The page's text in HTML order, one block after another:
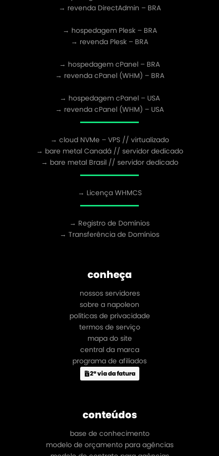
→ revenda DirectAdmin – BRA
→ hospedagem Plesk – BRA
→ revenda Plesk – BRA
→ hospedagem cPanel – BRA
→ revenda cPanel (WHM) – BRA
→ hospedagem cPanel – USA
→ revenda cPanel (WHM) – USA
→ cloud NVMe – VPS // virtualizado
→ bare metal Canadá // servidor dedicado
→ bare metal Brasil // servidor dedicado
→ Licença WHMCS
→ Registro de Domínios
→ Transferência de Domínios
conheça
nossos servidores
sobre a napoleon
políticas de privacidade
termos de serviço
mapa do site
central da marca
programa de afiliados
2ª via da fatura
conteúdos
base de conhecimento
modelo de orçamento para agências